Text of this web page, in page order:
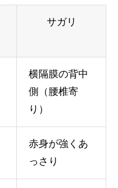
サガリ
横隔膜の背中
側（腰椎寄
り）
赤身が強くあ
っさり